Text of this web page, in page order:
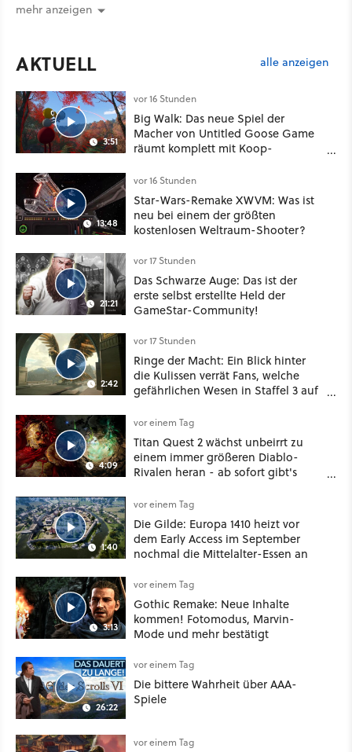
mehr anzeigen
AKTUELL alle anzeigen
3:51
vor 16 Stunden
Big Walk: Das neue Spiel der
Macher von Untitled Goose Game
räumt komplett mit Koop-
13:48
vor 16 Stunden
Star-Wars-Remake XWVM: Was ist
neu bei einem der größten
kostenlosen Weltraum-Shooter?
21:21
vor 17 Stunden
Das Schwarze Auge: Das ist der
erste selbst erstellte Held der
GameStar-Community!
2:42
vor 17 Stunden
Ringe der Macht: Ein Blick hinter
die Kulissen verrät Fans, welche
gefährlichen Wesen in Staffel 3 auf
4:09
vor einem Tag
Titan Quest 2 wächst unbeirrt zu
einem immer größeren Diablo-
Rivalen heran - ab sofort gibt's
Klasse
1:40
vor einem Tag
Die Gilde: Europa 1410 heizt vor
dem Early Access im September
nochmal die Mittelalter-Essen an
3:13
vor einem Tag
Gothic Remake: Neue Inhalte
kommen! Fotomodus, Marvin-
Mode und mehr bestätigt
26:22
vor einem Tag
Die bittere Wahrheit über AAA-
Spiele
vor einem Tag